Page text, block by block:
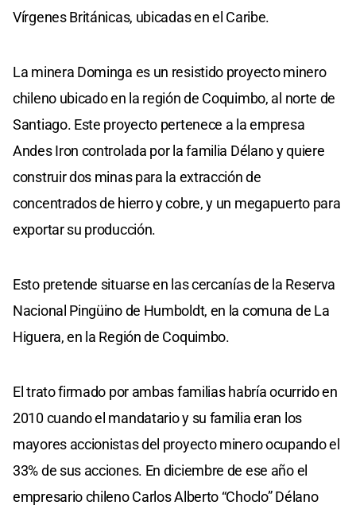
Vírgenes Británicas, ubicadas en el Caribe.
La minera Dominga es un resistido proyecto minero
chileno ubicado en la región de Coquimbo, al norte de
Santiago. Este proyecto pertenece a la empresa
Andes Iron controlada por la familia Délano y quiere
construir dos minas para la extracción de
concentrados de hierro y cobre, y un megapuerto para
exportar su producción.
Esto pretende situarse en las cercanías de la Reserva
Nacional Pingüino de Humboldt, en la comuna de La
Higuera, en la Región de Coquimbo.
El trato firmado por ambas familias habría ocurrido en
2010 cuando el mandatario y su familia eran los
mayores accionistas del proyecto minero ocupando el
33% de sus acciones. En diciembre de ese año el
empresario chileno Carlos Alberto “Choclo” Délano